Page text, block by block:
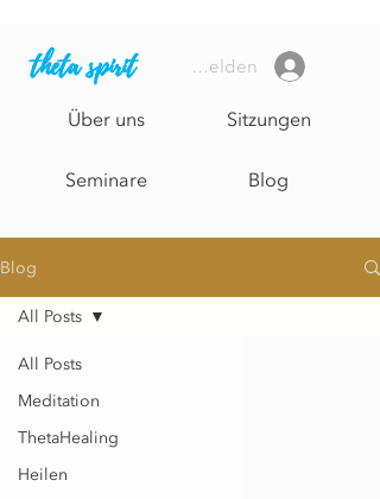
theta spirit
Über uns
Seminare
Sitzungen
Blog
Anmelden
Blog
All Posts
Meditation
ThetaHealing
Heilen
All Posts